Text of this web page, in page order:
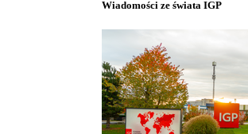
Wiadomości ze świata IGP